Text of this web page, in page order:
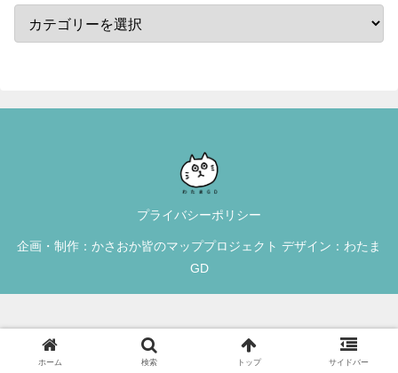
プライバシーポリシー
企画・制作：かさおか皆のマッププロジェクト デザイン：わたま
GD
ホーム 検索 トップ サイドバー